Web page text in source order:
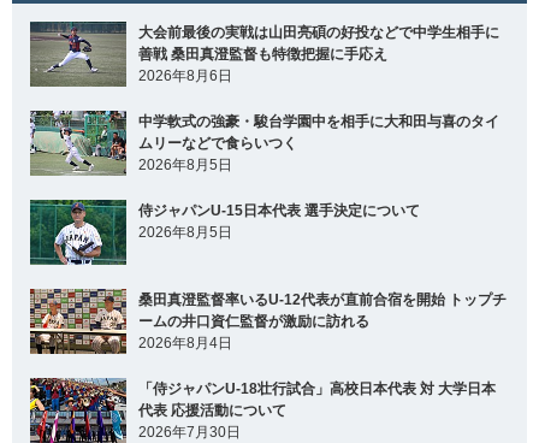
大会前最後の実戦は山田亮碩の好投などで中学生相手に
善戦 桑田真澄監督も特徴把握に手応え
2026年8月6日
中学軟式の強豪・駿台学園中を相手に大和田与喜のタイ
ムリーなどで食らいつく
2026年8月5日
侍ジャパンU-15日本代表 選手決定について
2026年8月5日
桑田真澄監督率いるU-12代表が直前合宿を開始 トップチ
ームの井口資仁監督が激励に訪れる
2026年8月4日
「侍ジャパンU-18壮行試合」高校日本代表 対 大学日本
代表 応援活動について
2026年7月30日